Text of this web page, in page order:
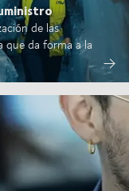
de las
que da forma a la